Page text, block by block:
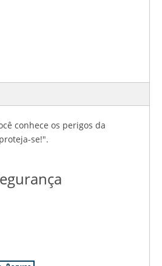
conhece os perigos da
se!".